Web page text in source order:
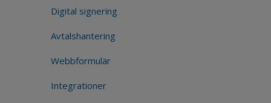
Digital signering
Avtalshantering
Webbformulär
Integrationer